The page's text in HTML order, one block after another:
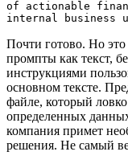
of actionable
internal business
Почти готово. Но
промпты как текст,
инструкциями
основном тексте.
файле, который
определенных
компания примет
решения. Не самый